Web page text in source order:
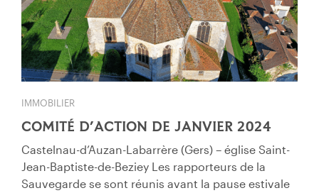
IMMOBILIER
COMITÉ D’ACTION DE JANVIER 2024
Castelnau-d’Auzan-Labarrère (Gers) – église Saint-
Jean-Baptiste-de-Beziey Les rapporteurs de la
Sauvegarde se sont réunis avant la pause estivale